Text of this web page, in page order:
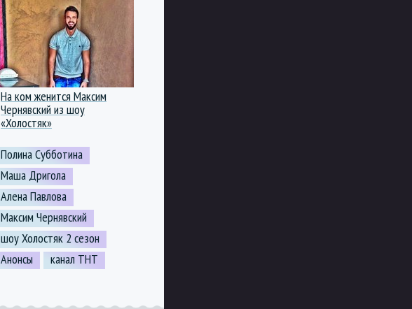
На ком женится Максим
Чернявский из шоу
«Холостяк»
Полина Субботина
Маша Дригола
Алена Павлова
Максим Чернявский
шоу Холостяк 2 сезон
Анонсы
канал ТНТ